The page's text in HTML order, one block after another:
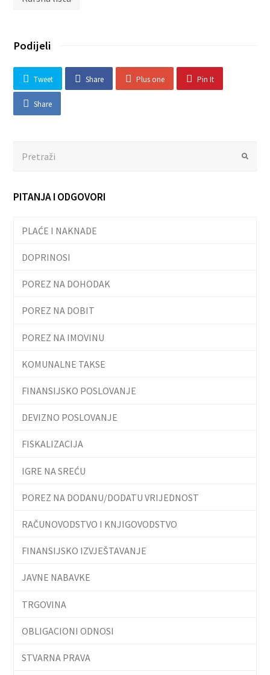
Podijeli
Tweet Share Plus one Pin It
Share
PITANJA I ODGOVORI
PLAĆE I NAKNADE
DOPRINOSI
POREZ NA DOHODAK
POREZ NA DOBIT
POREZ NA IMOVINU
KOMUNALNE TAKSE
FINANSIJSKO POSLOVANJE
DEVIZNO POSLOVANJE
FISKALIZACIJA
IGRE NA SREĆU
POREZ NA DODANU/DODATU VRIJEDNOST
RAČUNOVODSTVO I KNJIGOVODSTVO
FINANSIJSKO IZVJEŠTAVANJE
JAVNE NABAVKE
TRGOVINA
OBLIGACIONI ODNOSI
STVARNA PRAVA